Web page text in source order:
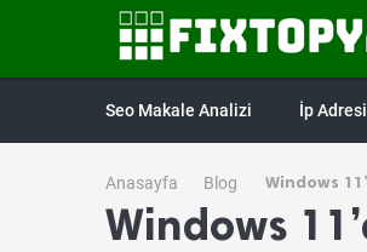
Seo Makale Analizi İp
Anasayfa Blog Windows
Windows